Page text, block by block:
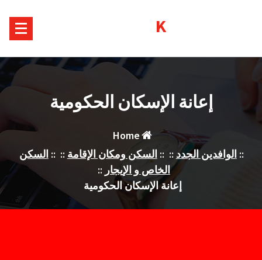
إعانة الإسكان الحكومية
Home
:: الوافدين الجدد :: :: السكن ومكان الإقامة :: :: السكن
الخاص و الإيجار ::
إعانة الإسكان الحكومية